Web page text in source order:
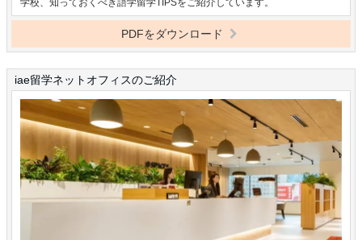
学校、知っておくべき語学留学TIPSをご紹介しています。
PDFをダウンロード
iae留学ネットオフィスのご紹介